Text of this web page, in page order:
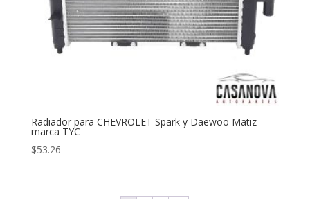
Radiador para CHEVROLET Spark y Daewoo Matiz
marca TYC
$53.26